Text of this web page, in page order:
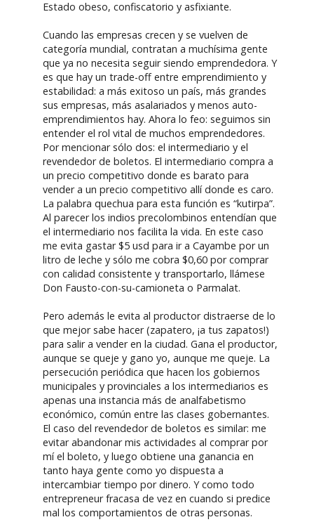
Estado obeso, confiscatorio y asfixiante.
Cuando las empresas crecen y se vuelven de
categoría mundial, contratan a muchísima gente
que ya no necesita seguir siendo emprendedora. Y
es que hay un trade-off entre emprendimiento y
estabilidad: a más exitoso un país, más grandes
sus empresas, más asalariados y menos auto-
emprendimientos hay. Ahora lo feo: seguimos sin
entender el rol vital de muchos emprendedores.
Por mencionar sólo dos: el intermediario y el
revendedor de boletos. El intermediario compra a
un precio competitivo donde es barato para
vender a un precio competitivo allí donde es caro.
La palabra quechua para esta función es “kutirpa”.
Al parecer los indios precolombinos entendían que
el intermediario nos facilita la vida. En este caso
me evita gastar $5 usd para ir a Cayambe por un
litro de leche y sólo me cobra $0,60 por comprar
con calidad consistente y transportarlo, llámese
Don Fausto-con-su-camioneta o Parmalat.
Pero además le evita al productor distraerse de lo
que mejor sabe hacer (zapatero, ¡a tus zapatos!)
para salir a vender en la ciudad. Gana el productor,
aunque se queje y gano yo, aunque me queje. La
persecución periódica que hacen los gobiernos
municipales y provinciales a los intermediarios es
apenas una instancia más de analfabetismo
económico, común entre las clases gobernantes.
El caso del revendedor de boletos es similar: me
evitar abandonar mis actividades al comprar por
mí el boleto, y luego obtiene una ganancia en
tanto haya gente como yo dispuesta a
intercambiar tiempo por dinero. Y como todo
entrepreneur fracasa de vez en cuando si predice
mal los comportamientos de otras personas.